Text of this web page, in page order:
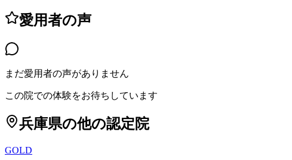
愛用者の声
まだ愛用者の声がありません
この院での体験をお待ちしています
兵庫県の他の認定院
GOLD